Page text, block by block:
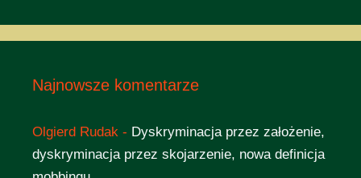
Najnowsze komentarze
Olgierd Rudak - Dyskryminacja przez założenie,
dyskryminacja przez skojarzenie, nowa definicja